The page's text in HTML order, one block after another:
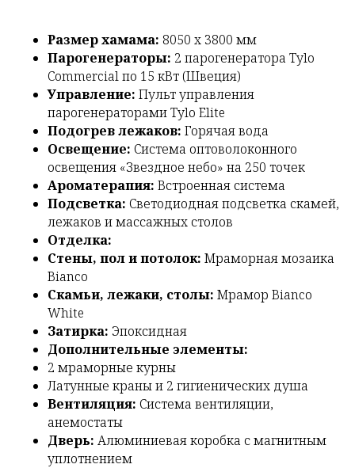
Размер хамама: 8050 х 3800 мм
Парогенераторы: 2 парогенератора Tylo
Commercial по 15 кВт (Швеция)
Управление: Пульт управления
парогенераторами Tylo Elite
Подогрев лежаков: Горячая вода
Освещение: Система оптоволоконного
освещения «Звездное небо» на 250 точек
Ароматерапия: Встроенная система
Подсветка: Светодиодная подсветка скамей,
лежаков и массажных столов
Отделка:
Стены, пол и потолок: Мраморная мозаика
Bianco
Скамьи, лежаки, столы: Мрамор Bianco
White
Затирка: Эпоксидная
Дополнительные элементы:
2 мраморные курны
Латунные краны и 2 гигиенических душа
Вентиляция: Система вентиляции,
анемостаты
Дверь: Алюминиевая коробка с магнитным
уплотнением